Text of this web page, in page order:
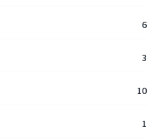
6
3
10
1